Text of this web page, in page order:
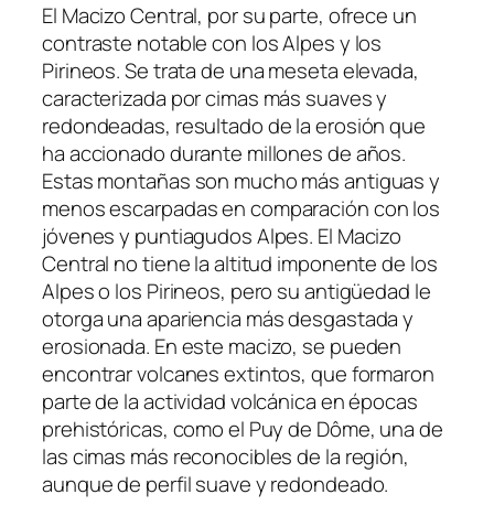
El Macizo Central, por su parte, ofrece un
contraste notable con los Alpes y los
Pirineos. Se trata de una meseta elevada,
caracterizada por cimas más suaves y
redondeadas, resultado de la erosión que
ha accionado durante millones de años.
Estas montañas son mucho más antiguas y
menos escarpadas en comparación con los
jóvenes y puntiagudos Alpes. El Macizo
Central no tiene la altitud imponente de los
Alpes o los Pirineos, pero su antigüedad le
otorga una apariencia más desgastada y
erosionada. En este macizo, se pueden
encontrar volcanes extintos, que formaron
parte de la actividad volcánica en épocas
prehistóricas, como el Puy de Dôme, una de
las cimas más reconocibles de la región,
aunque de perfil suave y redondeado.